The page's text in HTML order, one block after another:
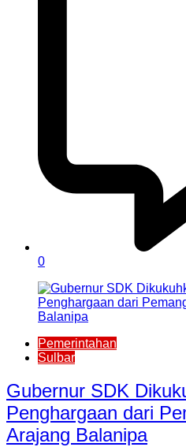
0
Pemerintahan
Sulbar
Gubernur SDK
Penghargaan dari
Arajang Balanipa